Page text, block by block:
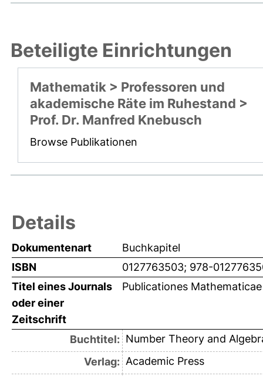
Beteiligte Einrichtungen
Mathematik > Professoren und
akademische Räte im Ruhestand >
Prof. Dr. Manfred Knebusch
Browse Publikationen
Details
Dokumentenart
Buchkapitel
ISBN
0127763503; 978-
Titel eines Journals
oder einer
Zeitschrift
Publicationes
Buchtitel: Number Theory and
Verlag: Academic Press